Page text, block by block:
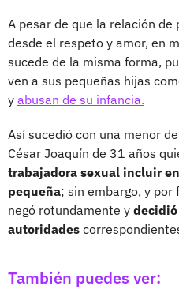
A pesar de que la relación
desde el respeto y amor, en
sucede de la misma forma,
ven a sus pequeñas hijas
y abusan de su infancia.
Así sucedió con una menor
César Joaquín de 31 años
trabajadora sexual incluir
pequeña; sin embargo, y
negó rotundamente y
autoridades
También puedes ver: